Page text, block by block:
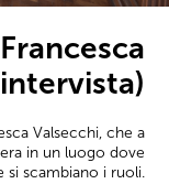
Valsecchi, che a
in un luogo dove
si scambiano i ruoli.